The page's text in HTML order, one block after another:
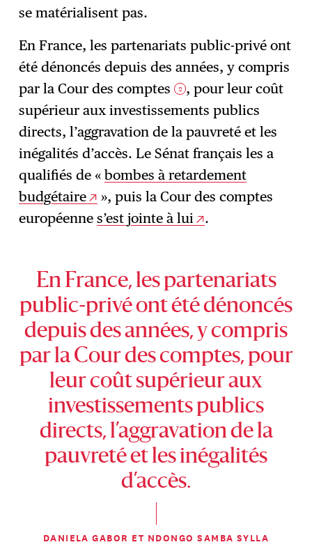
se matérialisent pas.
En France, les partenariats public-privé ont
été dénoncés depuis des années, y compris
par la Cour des comptes 2 , pour leur coût
supérieur aux investissements publics
directs, l’aggravation de la pauvreté et les
inégalités d’accès. Le Sénat français les a
qualifiés de «bombes à retardement
budgétaire
», puis la Cour des comptes
européennes’est jointe à lui .
En France, les partenariats
public-privé ont été dénoncés
depuis des années, y compris
par la Cour des comptes, pour
leur coût supérieur aux
investissements publics
directs, l’aggravation de la
pauvreté et les inégalités
d’accès.
DANIELA GABOR ET NDONGO SAMBA SYLLA